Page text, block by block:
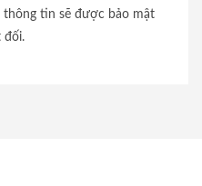
thông tin sẽ được bảo mật
đối.